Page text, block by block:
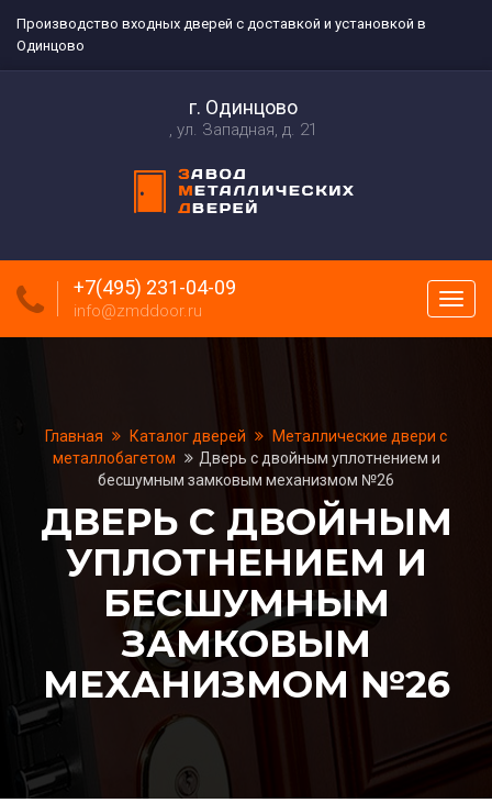
Производство входных дверей с доставкой и установкой в
Одинцово
г. Одинцово
ул. Западная, д. 21
меню
+7(495) 231-04-09
info@zmddoor.ru
Главная Каталог дверей
Металлические двери с
металлобагетом
Дверь с двойным уплотнением и
бесшумным замковым механизмом №26
ДВЕРЬ С ДВОЙНЫМ
УПЛОТНЕНИЕМ И
БЕСШУМНЫМ
ЗАМКОВЫМ
МЕХАНИЗМОМ №26